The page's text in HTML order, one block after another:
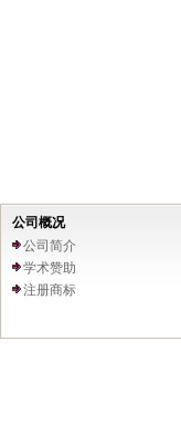
公司概况
公司简介
学术赞助
注册商标